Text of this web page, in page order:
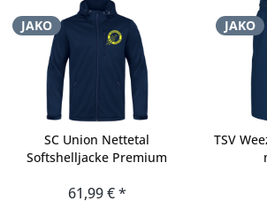
JAKO
SC Union Nettetal
Softshelljacke Premium
61,99 € *
JAKO
TSV